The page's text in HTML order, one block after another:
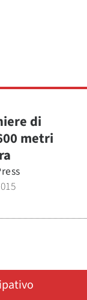
di
metri